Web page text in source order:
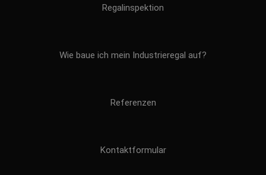
Regalinspektion
Wie baue ich mein Industrieregal auf?
Referenzen
Kontaktformular